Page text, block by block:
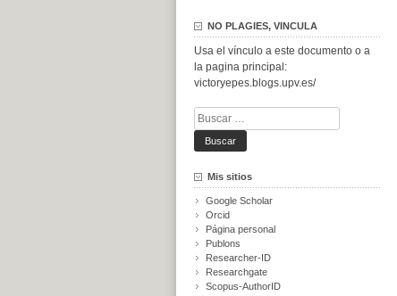
NO PLAGIES, VINCULA
Usa el vínculo a este documento o a
la pagina principal:
victoryepes.blogs.upv.es/
Buscar:
Mis sitios
Google Scholar
Orcid
Página personal
Publons
Researcher-ID
Researchgate
Scopus-AuthorID